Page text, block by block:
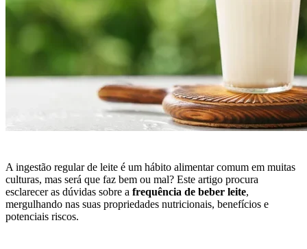
A ingestão regular de leite é um hábito alimentar comum em muitas
culturas, mas será que faz bem ou mal? Este artigo procura
esclarecer as dúvidas sobre a frequência de beber leite,
mergulhando nas suas propriedades nutricionais, benefícios e
potenciais riscos.